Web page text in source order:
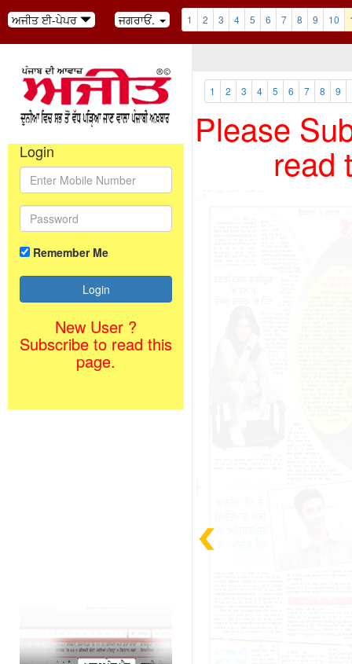
ਅਜੀਤ ਈ-ਪੇਪਰ ਜਗਰਾਓਂ. 1 2 3 4 5 6 7 8 9 10
Login
Remember Me
New User ?
Subscribe to read this
page.
1 2 3 4 5 6 7 8 9
Please
read